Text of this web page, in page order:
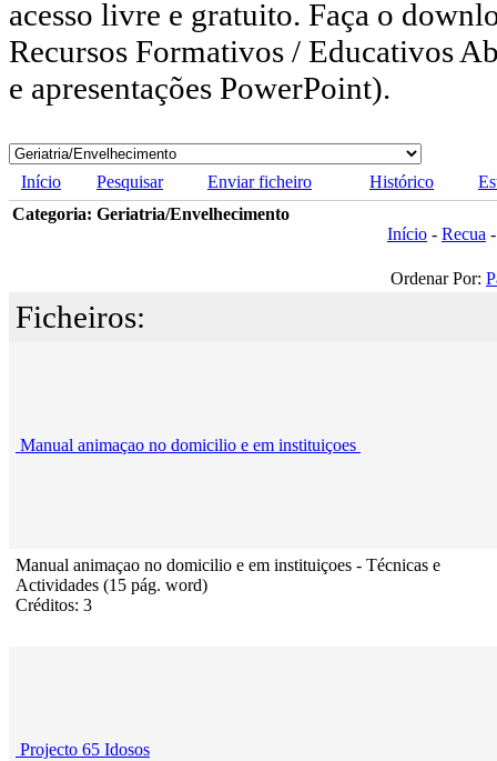
acesso livre e gratuito. Faça o
Recursos Formativos / Educativos
e apresentações PowerPoint).
Início Pesquisar Enviar ficheiro Histórico
Categoria: Geriatria/Envelhecimento
Início - Recua
Ordenar Por:
Ficheiros:
Manual animaçao no domicilio e em instituiçoes
Manual animaçao no domicilio e em instituiçoes - Técnicas e
Actividades (15 pág. word)
Créditos: 3
Projecto 65 Idosos